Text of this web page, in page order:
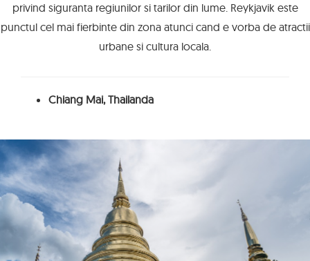
privind siguranta regiunilor si tarilor din lume. Reykjavik este
punctul cel mai fierbinte din zona atunci cand e vorba de atractii
urbane si cultura locala.
Chiang Mai, Thailanda